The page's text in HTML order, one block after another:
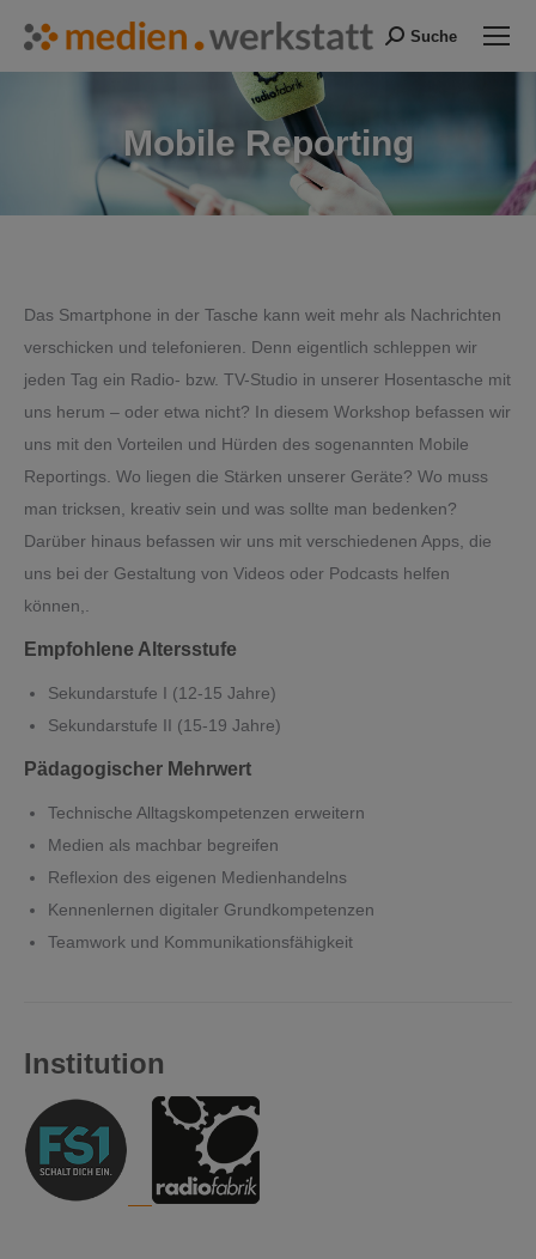
Search:
Suche
Mobile Reporting
Sie befinden sich hier:
Das Smartphone in der Tasche kann weit mehr als Nachrichten
verschicken und telefonieren. Denn eigentlich schleppen wir
jeden Tag ein Radio- bzw. TV-Studio in unserer Hosentasche mit
uns herum – oder etwa nicht? In diesem Workshop befassen wir
uns mit den Vorteilen und Hürden des sogenannten Mobile
Reportings. Wo liegen die Stärken unserer Geräte? Wo muss
man tricksen, kreativ sein und was sollte man bedenken?
Darüber hinaus befassen wir uns mit verschiedenen Apps, die
uns bei der Gestaltung von Videos oder Podcasts helfen
können,.
Empfohlene Altersstufe
Sekundarstufe I (12-15 Jahre)
Sekundarstufe II (15-19 Jahre)
Pädagogischer Mehrwert
Technische Alltagskompetenzen erweitern
Medien als machbar begreifen
Reflexion des eigenen Medienhandelns
Kennenlernen digitaler Grundkompetenzen
Teamwork und Kommunikationsfähigkeit
Institution